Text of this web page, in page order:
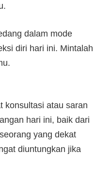
dalam mode
diri hari ini. Mintalah
konsultasi atau saran
hari ini, baik dari
yang dekat
diuntungkan jika